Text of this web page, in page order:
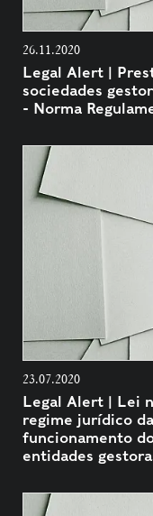
26.11.2020
Legal Alert |
sociedades
- Norma
23.07.2020
Legal Alert | Lei
regime jurídico
funcionamento
entidades